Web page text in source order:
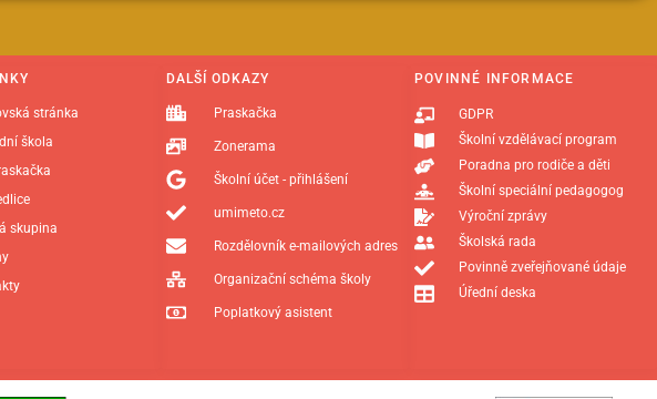
stránka
škola
skupina
DALŠÍ ODKAZY
Praskačka
Zonerama
Školní účet - přihlášení
umimeto.cz
Rozdělovník e-mailových adres
Organizační schéma školy
Poplatkový asistent
POVINNÉ INFORMACE
GDPR
Školní vzdělávací program
Poradna pro rodiče a děti
Školní speciální pedagogog
Výroční zprávy
Školská rada
Povinně zveřejňované údaje
Úřední deska